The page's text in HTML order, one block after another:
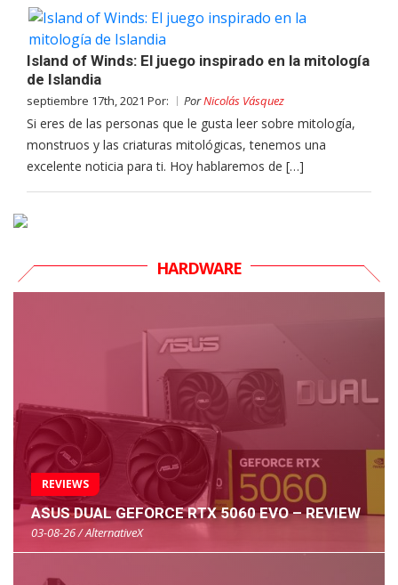
Island of Winds: El juego inspirado en la mitología
de Islandia
septiembre 17th, 2021 Por: PorNicolás Vásquez
Si eres de las personas que le gusta leer sobre mitología,
monstruos y las criaturas mitológicas, tenemos una
excelente noticia para ti. Hoy hablaremos de […]
HARDWARE
REVIEWS
ASUS DUAL GEFORCE RTX 5060 EVO – REVIEW
03-08-26 / AlternativeX